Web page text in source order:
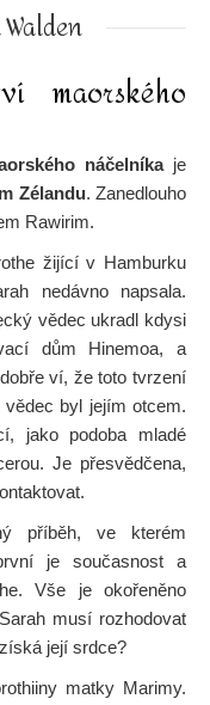
maorského
náčelníka je
Zélandu. Zanedlouho
Rawirim.
žijící v Hamburku
nedávno napsala.
vědec ukradl kdysi
dům Hinemoa, a
ví, že toto tvrzení
byl jejím otcem.
jako podoba mladé
Je přesvědčena,
příběh, ve kterém
je současnost a
Vše je okořeněno
musí rozhodovat
její srdce?
matky Marimy.